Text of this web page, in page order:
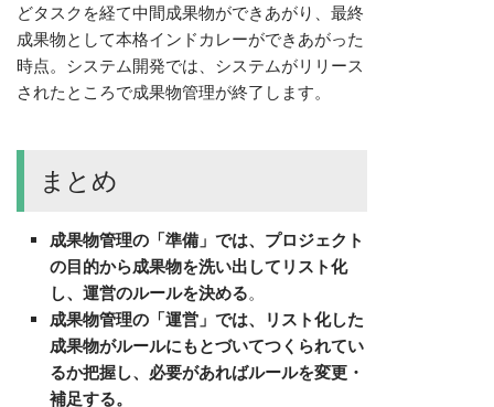
どタスクを経て中間成果物ができあがり、最終
成果物として本格インドカレーができあがった
時点。システム開発では、システムがリリース
されたところで成果物管理が終了します。
まとめ
成果物管理の「準備」では、プロジェクト
の目的から成果物を洗い出してリスト化
し、運営のルールを決める。
成果物管理の「運営」では、リスト化した
成果物がルールにもとづいてつくられてい
るか把握し、必要があればルールを変更・
補足する。